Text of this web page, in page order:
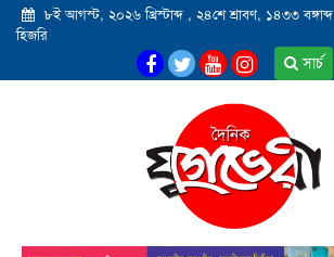
৮ই আগস্ট, ২০২৬ খ্রিস্টাব্দ , ২৪শে শ্রাবণ, ১৪৩৩ বঙ্গাব্দ
হিজরি
সার্চ